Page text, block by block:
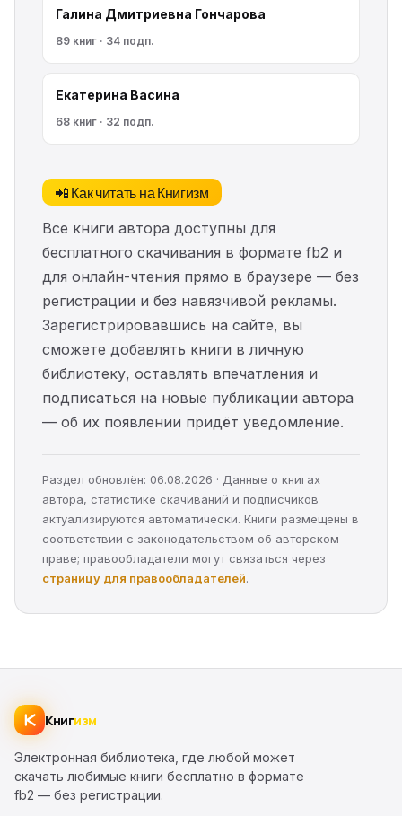
Галина Дмитриевна Гончарова
89 книг · 34 подп.
Екатерина Васина
68 книг · 32 подп.
📲 Как читать на Книгизм
Все книги автора доступны для
бесплатного скачивания в формате fb2 и
для онлайн-чтения прямо в браузере — без
регистрации и без навязчивой рекламы.
Зарегистрировавшись на сайте, вы
сможете добавлять книги в личную
библиотеку, оставлять впечатления и
подписаться на новые публикации автора
— об их появлении придёт уведомление.
Раздел обновлён: 06.08.2026 · Данные о книгах
автора, статистике скачиваний и подписчиков
актуализируются автоматически. Книги размещены в
соответствии с законодательством об авторском
праве; правообладатели могут связаться через
страницу для правообладателей.
Книгизм
Электронная библиотека, где любой может
скачать любимые книги бесплатно в формате
fb2 — без регистрации.